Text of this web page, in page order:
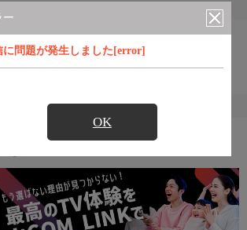
ー
に問題が発生しました[error]
OK
すすめ番組
な情報